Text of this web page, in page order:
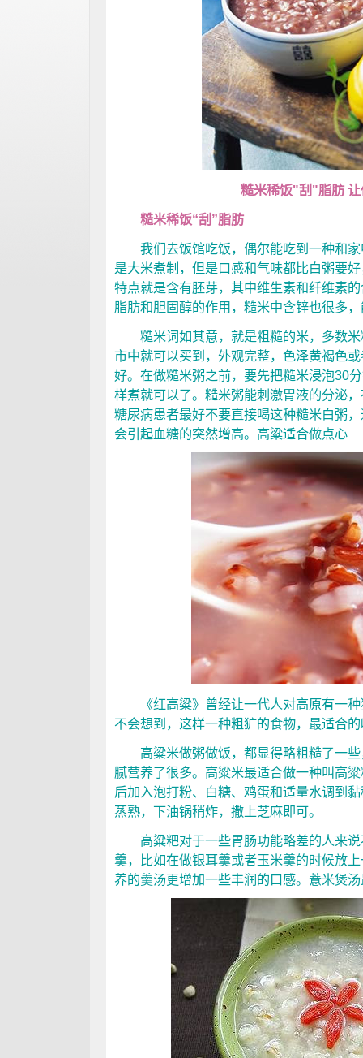
糙米稀饭"刮"脂肪
糙米稀饭“刮”脂肪
我们去饭馆吃饭，偶尔能吃到一种和家
是大米煮制，但是口感和气味都比白粥要
特点就是含有胚芽，其中维生素和纤维素
脂肪和胆固醇的作用，糙米中含锌也很多
糙米词如其意，就是粗糙的米，多数米
市中就可以买到，外观完整，色泽黄褐色
好。在做糙米粥之前，要先把糙米浸泡30
样煮就可以了。糙米粥能刺激胃液的分泌
糖尿病患者最好不要直接喝这种糙米白粥
会引起血糖的突然增高。高粱适合做点心
《红高粱》曾经让一代人对高原有一种
不会想到，这样一种粗犷的食物，最适合
高粱米做粥做饭，都显得略粗糙了一些
腻营养了很多。高粱米最适合做一种叫高
后加入泡打粉、白糖、鸡蛋和适量水调到
蒸熟，下油锅稍炸，撒上芝麻即可。
高粱粑对于一些胃肠功能略差的人来说
羹，比如在做银耳羹或者玉米羹的时候放
养的羹汤更增加一些丰润的口感。薏米煲